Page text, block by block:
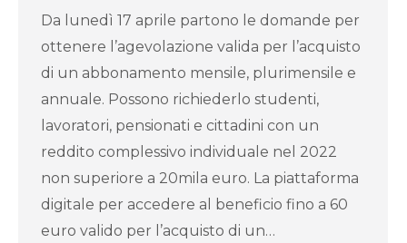
Da lunedì 17 aprile partono le domande per
ottenere l’agevolazione valida per l’acquisto
di un abbonamento mensile, plurimensile e
annuale. Possono richiederlo studenti,
lavoratori, pensionati e cittadini con un
reddito complessivo individuale nel 2022
non superiore a 20mila euro. La piattaforma
digitale per accedere al beneficio fino a 60
euro valido per l’acquisto di un…